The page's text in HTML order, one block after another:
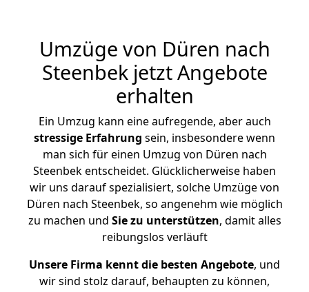
Umzüge von Düren nach
Steenbek jetzt Angebote
erhalten
Ein Umzug kann eine aufregende, aber auch
stressige Erfahrung sein, insbesondere wenn
man sich für einen Umzug von Düren nach
Steenbek entscheidet. Glücklicherweise haben
wir uns darauf spezialisiert, solche Umzüge von
Düren nach Steenbek, so angenehm wie möglich
zu machen und Sie zu unterstützen, damit alles
reibungslos verläuft
Unsere Firma kennt die besten Angebote, und
wir sind stolz darauf, behaupten zu können,